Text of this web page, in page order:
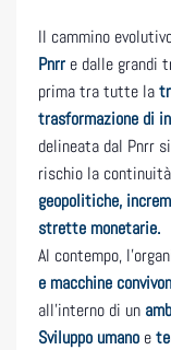
Il cammino
Pnrr e dalle grandi
prima tra tutte la
trasformazione di
delineata dal Pnrr
rischio la
geopolitiche,
strette monetarie.
Al contempo,
e macchine
all’interno di un
Sviluppo umano e